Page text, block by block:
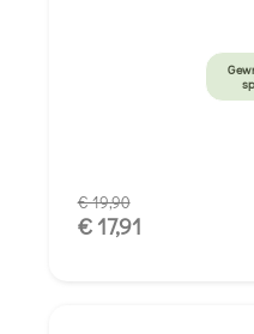
€ 19,90
€ 17,91